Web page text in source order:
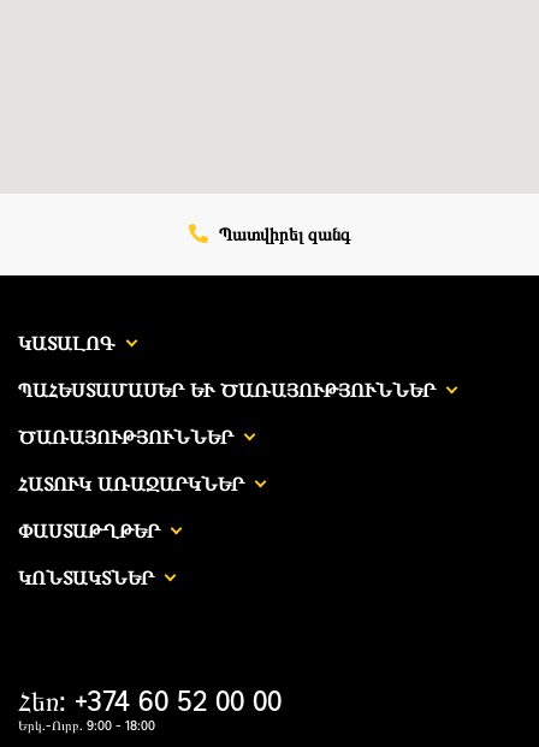
Պատվիրել զանգ
ԿԱՏԱԼՈԳ
ՊԱՀԵՍՏԱՄԱՍԵՐ ԵՒ ԾԱՌԱՅՈՒԹՅՈՒՆՆԵՐ
ԾԱՌԱՅՈՒԹՅՈՒՆՆԵՐ
ՀԱՏՈՒԿ ԱՌԱՋԱՐԿՆԵՐ
ՓԱՍՏԱԹՂԹԵՐ
ԿՈՆՏԱԿՏՆԵՐ
Հեռ: +374 60 52 00 00
Երկ.-Ուրբ. 9:00 - 18:00